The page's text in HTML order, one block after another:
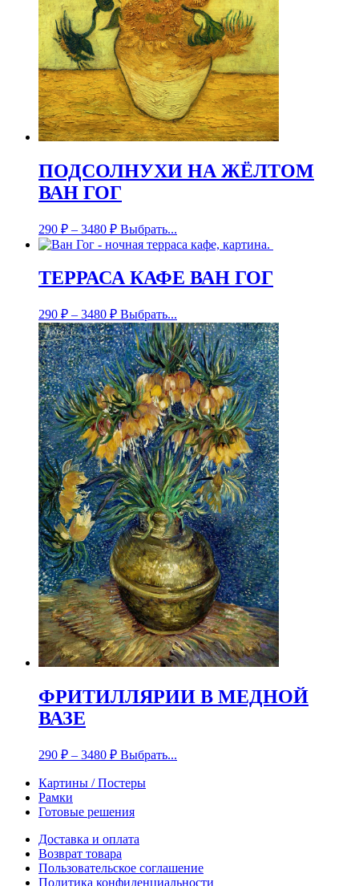
ПОДСОЛНУХИ НА ЖЁЛТОМ
ВАН ГОГ
290 ₽ – 3480 ₽ Выбрать...
ТЕРРАСА КАФЕ ВАН ГОГ
290 ₽ – 3480 ₽ Выбрать...
ФРИТИЛЛЯРИИ В МЕДНОЙ
ВАЗЕ
290 ₽ – 3480 ₽ Выбрать...
Картины / Постеры
Рамки
Готовые решения
Доставка и оплата
Возврат товара
Пользовательское соглашение
Политика конфиденциальности